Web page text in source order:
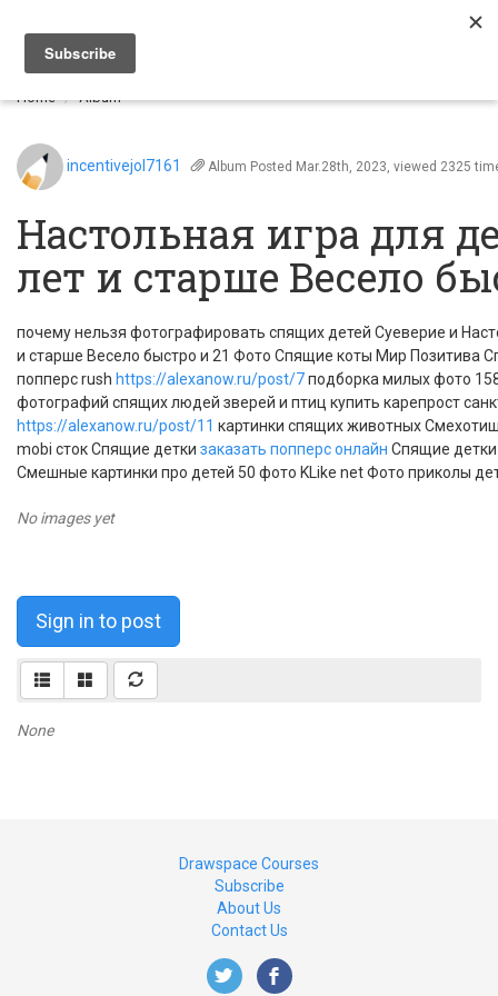
Home Album
incentivejol7161 Album Posted Mar.28th, 2023, viewed 2325
Настольная игра для
лет и старше Весело
почему нельзя фотографировать спящих детей Суеверие и
и старше Весело быстро и 21 Фото Спящие коты Мир Позитива
попперс rush https://alexanow.ru/post/7подборка милых фото
фотографий спящих людей зверей и птиц купить карепрост
https://alexanow.ru/post/11 картинки спящих животных
mobi сток Спящие детки заказать попперс онлайн Спящие
Смешные картинки про детей 50 фото KLike net Фото приколы
No images yet
Sign in to post
None
Drawspace Courses
Subscribe
About Us
Contact Us